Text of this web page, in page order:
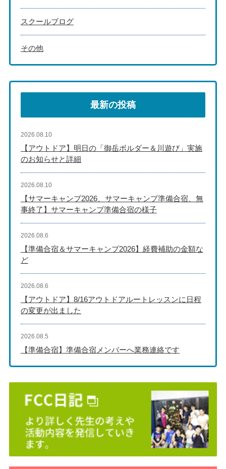
スクールブログ
その他
最新の投稿
【アウトドア】明日の「御岳ボルダー＆川遊び」実施
のお知らせと詳細
2026.08.10
【サマーキャンプ2026、サマーキャンプ準備合宿、無
事終了】サマーキャンプ準備合宿の様子
2026.08.10
【準備合宿＆サマーキャンプ2026】経費補助の金額な
ど
2026.08.6
【アウトドア】8/16アウトドアルートレッスンに日程
の変更が出ました
2026.08.6
【準備合宿】準備合宿メンバーへ業務連絡です
2026.08.5